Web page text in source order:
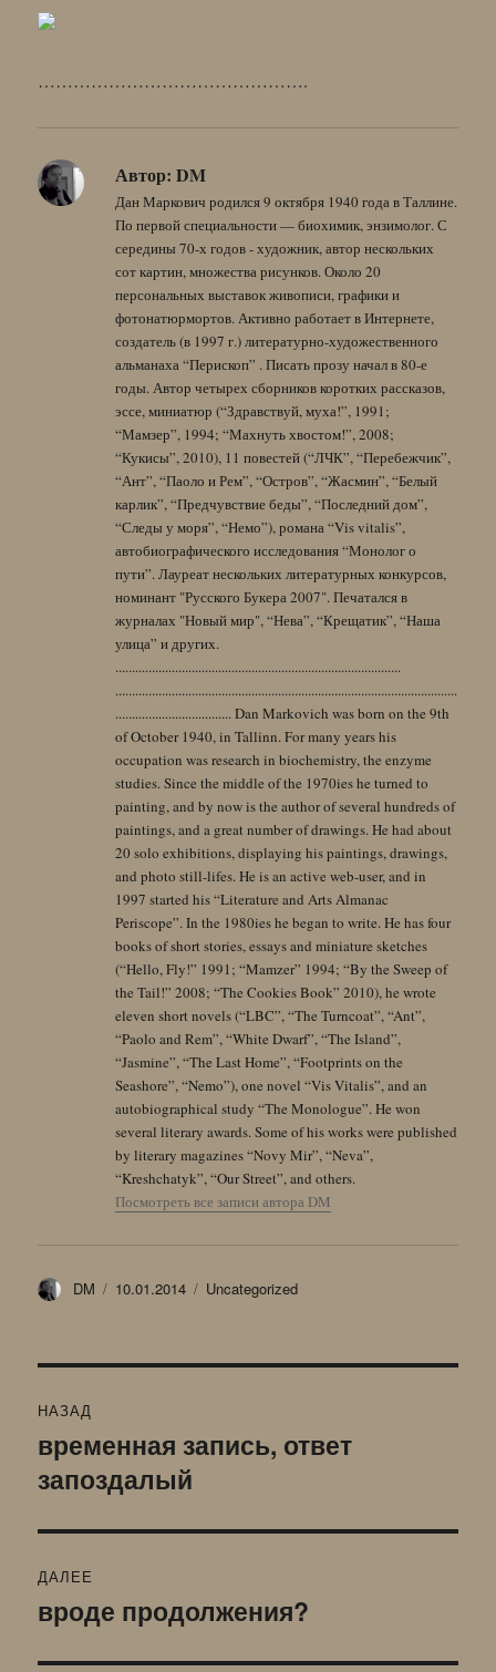
……………………………………….
Автор: DM
Дан Маркович родился 9 октября 1940 года в Таллине.
По первой специальности — биохимик, энзимолог. С
середины 70-х годов - художник, автор нескольких
сот картин, множества рисунков. Около 20
персональных выставок живописи, графики и
фотонатюрмортов. Активно работает в Интернете,
создатель (в 1997 г.) литературно-художественного
альманаха “Перископ” . Писать прозу начал в 80-е
годы. Автор четырех сборников коротких рассказов,
эссе, миниатюр (“Здравствуй, муха!”, 1991;
“Мамзер”, 1994; “Махнуть хвостом!”, 2008;
“Кукисы”, 2010), 11 повестей (“ЛЧК”, “Перебежчик”,
“Ант”, “Паоло и Рем”, “Остров”, “Жасмин”, “Белый
карлик”, “Предчувствие беды”, “Последний дом”,
“Следы у моря”, “Немо”), романа “Vis vitalis”,
автобиографического исследования “Монолог о
пути”. Лауреат нескольких литературных конкурсов,
номинант "Русского Букера 2007". Печатался в
журналах "Новый мир", “Нева”, “Крещатик”, “Наша
улица” и других.
......................................................................................
.......................................................................................................
................................... Dan Markovich was born on the 9th
of October 1940, in Tallinn. For many years his
occupation was research in biochemistry, the enzyme
studies. Since the middle of the 1970ies he turned to
painting, and by now is the author of several hundreds of
paintings, and a great number of drawings. He had about
20 solo exhibitions, displaying his paintings, drawings,
and photo still-lifes. He is an active web-user, and in
1997 started his “Literature and Arts Almanac
Periscope”. In the 1980ies he began to write. He has four
books of short stories, essays and miniature sketches
(“Hello, Fly!” 1991; “Mamzer” 1994; “By the Sweep of
the Tail!” 2008; “The Cookies Book” 2010), he wrote
eleven short novels (“LBC”, “The Turncoat”, “Ant”,
“Paolo and Rem”, “White Dwarf”, “The Island”,
“Jasmine”, “The Last Home”, “Footprints on the
Seashore”, “Nemo”), one novel “Vis Vitalis”, and an
autobiographical study “The Monologue”. He won
several literary awards. Some of his works were published
by literary magazines “Novy Mir”, “Neva”,
“Kreshchatyk”, “Our Street”, and others.
Посмотреть все записи автора DM
Автор
DM Опубликовано
10.01.2014 Рубрики
Uncategorized
по
записям
НАЗАД
Предыдущая
запись:
временная запись, ответ
запоздалый
ДАЛЕЕ
Следующая
вроде продолжения?